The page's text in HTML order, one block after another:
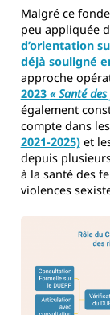
Malgré ce
peu appliquée
d’orientation
déjà souligné
approche
2023 « Santé
également
compte dans les
2021-2025)et
depuis
à la santé des
violences